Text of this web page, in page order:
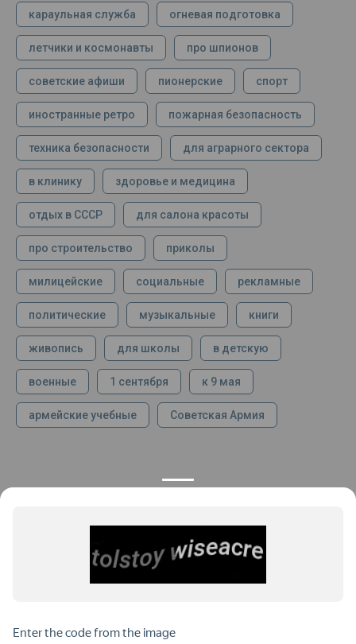
караульная служба огневая подготовка
летчики и космонавты про шпионов
советские афиши пионерские спорт
иностранные ретро пожарная безопасность
техника безопасности для аграрного сектора
в клинику здоровье и медицина
отдых в СССР для салона красоты
про строительство приколы
милицейские социальные рекламные
политические музыкальные книги
живопись для школы в детскую
военные 1 сентября к 9 мая
армейские учебные Советская Армия
ПРОДУКЦИЯ